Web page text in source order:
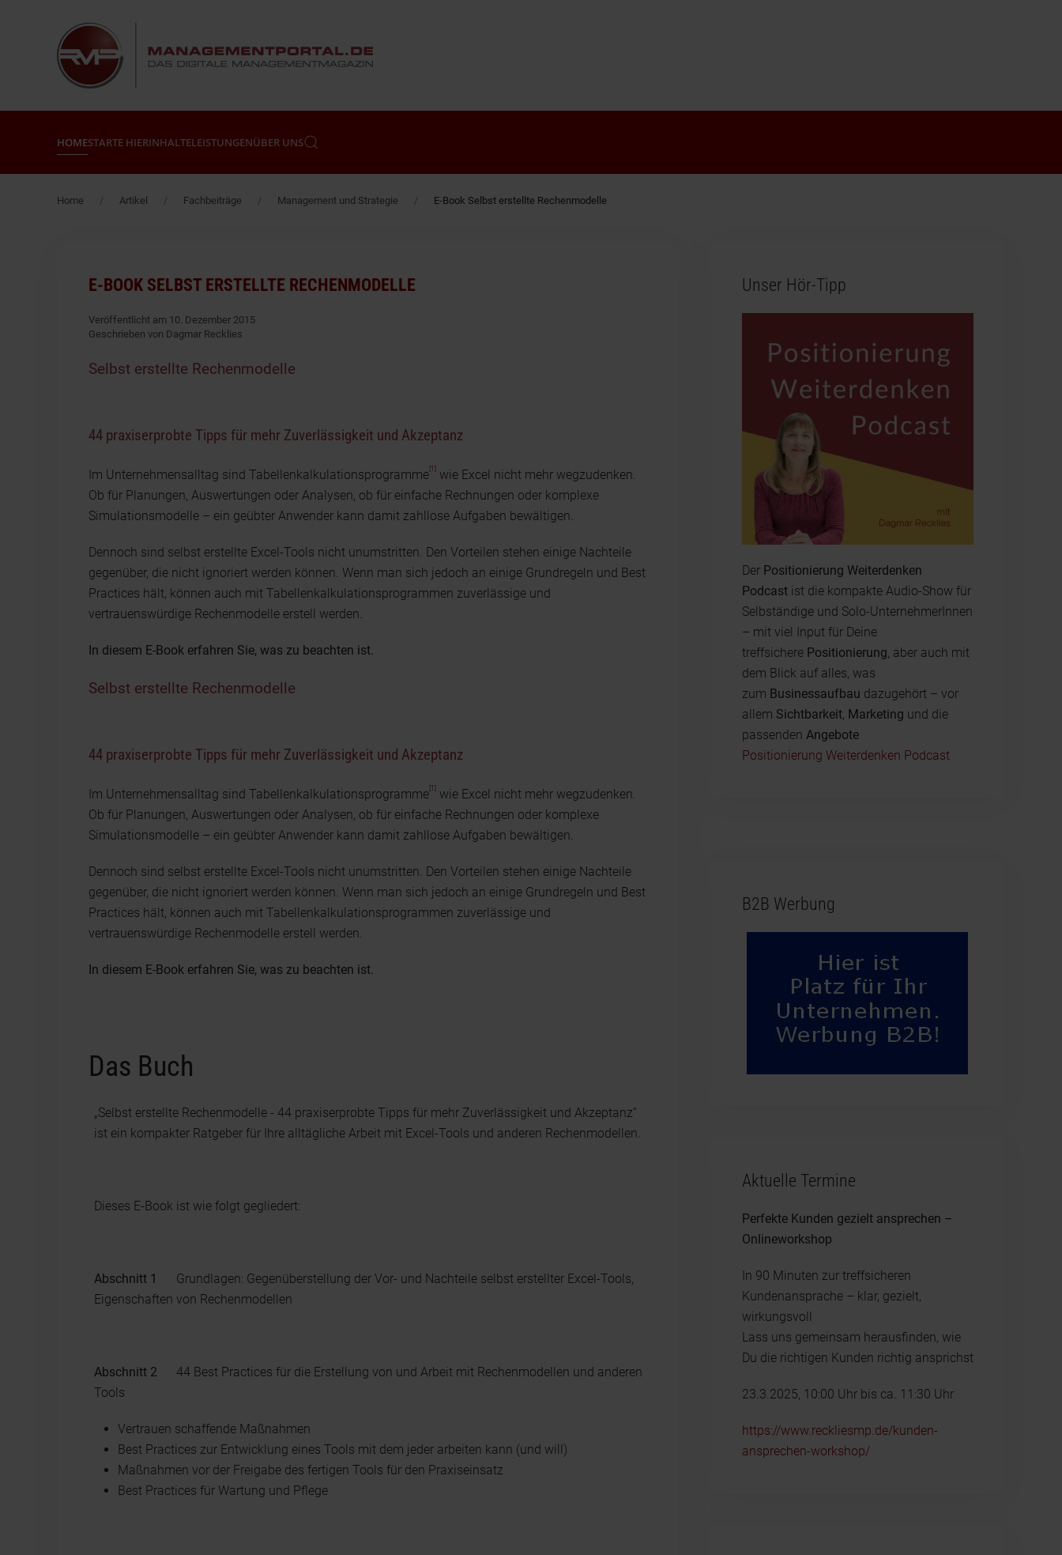
Zum Hauptinhalt springen
HOMESTARTE HIERINHALTELEISTUNGENÜBER UNS
Home Artikel Fachbeiträge Management und Strategie E-Book Selbst erstellte Rechenmodelle
E-BOOK SELBST ERSTELLTE RECHENMODELLE
Veröffentlicht am 10. Dezember 2015
Geschrieben von Dagmar Recklies
Selbst erstellte Rechenmodelle
44 praxiserprobte Tipps für mehr Zuverlässigkeit und Akzeptanz
Im Unternehmensalltag sind Tabellenkalkulationsprogramme[1] wie Excel nicht mehr wegzudenken.
Ob für Planungen, Auswertungen oder Analysen, ob für einfache Rechnungen oder komplexe
Simulationsmodelle – ein geübter Anwender kann damit zahllose Aufgaben bewältigen.
Dennoch sind selbst erstellte Excel-Tools nicht unumstritten. Den Vorteilen stehen einige Nachteile
gegenüber, die nicht ignoriert werden können. Wenn man sich jedoch an einige Grundregeln und Best
Practices hält, können auch mit Tabellenkalkulationsprogrammen zuverlässige und
vertrauenswürdige Rechenmodelle erstell werden.
In diesem E-Book erfahren Sie, was zu beachten ist.
Selbst erstellte Rechenmodelle
44 praxiserprobte Tipps für mehr Zuverlässigkeit und Akzeptanz
Im Unternehmensalltag sind Tabellenkalkulationsprogramme[1] wie Excel nicht mehr wegzudenken.
Ob für Planungen, Auswertungen oder Analysen, ob für einfache Rechnungen oder komplexe
Simulationsmodelle – ein geübter Anwender kann damit zahllose Aufgaben bewältigen.
Dennoch sind selbst erstellte Excel-Tools nicht unumstritten. Den Vorteilen stehen einige Nachteile
gegenüber, die nicht ignoriert werden können. Wenn man sich jedoch an einige Grundregeln und Best
Practices hält, können auch mit Tabellenkalkulationsprogrammen zuverlässige und
vertrauenswürdige Rechenmodelle erstell werden.
In diesem E-Book erfahren Sie, was zu beachten ist.
Das Buch
„Selbst erstellte Rechenmodelle - 44 praxiserprobte Tipps für mehr Zuverlässigkeit und Akzeptanz“
ist ein kompakter Ratgeber für Ihre alltägliche Arbeit mit Excel-Tools und anderen Rechenmodellen.
Dieses E-Book ist wie folgt gegliedert:
Abschnitt 1
Grundlagen: Gegenüberstellung der Vor- und Nachteile selbst erstellter Excel-Tools,
Eigenschaften von Rechenmodellen
Abschnitt 2 44 Best Practices für die Erstellung von und Arbeit mit Rechenmodellen und anderen
Tools
Vertrauen schaffende Maßnahmen
Best Practices zur Entwicklung eines Tools mit dem jeder arbeiten kann (und will)
Maßnahmen vor der Freigabe des fertigen Tools für den Praxiseinsatz
Best Practices für Wartung und Pflege
Unser Hör-Tipp
Der Positionierung Weiterdenken
Podcastist die kompakte Audio-Show für
Selbständige und Solo-UnternehmerInnen
– mit viel Input für Deine
treffsichere Positionierung, aber auch mit
dem Blick auf alles, was
zum Businessaufbau dazugehört – vor
allem Sichtbarkeit, Marketing und die
passenden Angebote
Positionierung Weiterdenken Podcast
B2B Werbung
Aktuelle Termine
Perfekte Kunden gezielt ansprechen –
Onlineworkshop
In 90 Minuten zur treffsicheren
Kundenansprache – klar, gezielt,
wirkungsvoll
Lass uns gemeinsam herausfinden, wie
Du die richtigen Kunden richtig ansprichst
23.3.2025, 10:00 Uhr bis ca. 11:30 Uhr
https://www.reckliesmp.de/kunden-
ansprechen-workshop/